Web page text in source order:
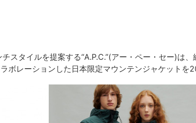
スタイルを提案する“A.P.C.”(アー・ペー・セー)は
ボレーションした日本限定マウンテンジャケットを